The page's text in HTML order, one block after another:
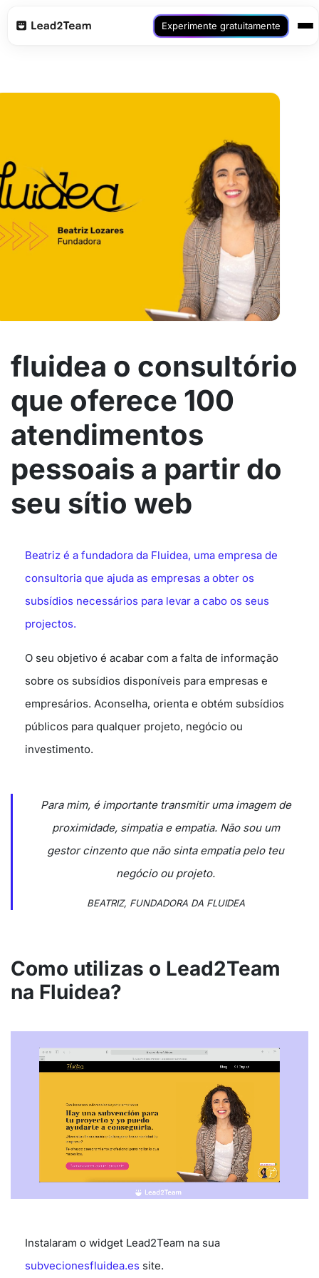
Experimente gratuitamente
fluidea o consultório
que oferece 100
atendimentos
pessoais a partir do
seu sítio web
Beatriz é a fundadora da Fluidea, uma empresa de
consultoria que ajuda as empresas a obter os
subsídios necessários para levar a cabo os seus
projectos.
O seu objetivo é acabar com a falta de informação
sobre os subsídios disponíveis para empresas e
empresários. Aconselha, orienta e obtém subsídios
públicos para qualquer projeto, negócio ou
investimento.
Para mim, é importante transmitir uma imagem de
proximidade, simpatia e empatia. Não sou um
gestor cinzento que não sinta empatia pelo teu
negócio ou projeto.
BEATRIZ, FUNDADORA DA FLUIDEA
Como utilizas o Lead2Team
na Fluidea?
Instalaram o widget Lead2Team na sua
subvecionesfluidea.es site.